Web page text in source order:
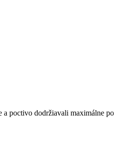
poctivo dodržiavali maximálne